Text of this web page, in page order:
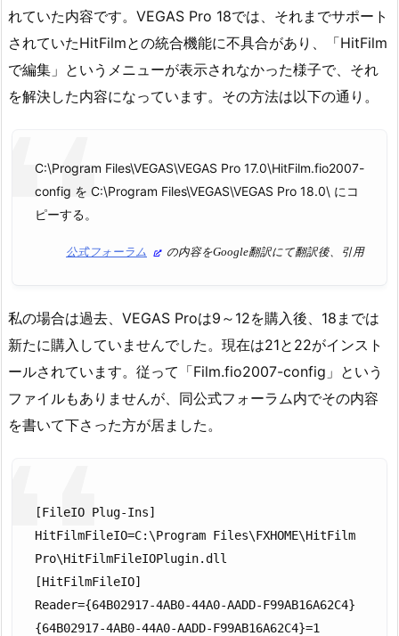
れていた内容です。VEGAS Pro 18では、それまでサポート
されていたHitFilmとの統合機能に不具合があり、「HitFilm
で編集」というメニューが表示されなかった様子で、それ
を解決した内容になっています。その方法は以下の通り。
C:\Program Files\VEGAS\VEGAS Pro 17.0\HitFilm.fio2007-
config を C:\Program Files\VEGAS\VEGAS Pro 18.0\ にコ
ピーする。
公式フォーラム の内容をGoogle翻訳にて翻訳後、引用
私の場合は過去、VEGAS Proは9～12を購入後、18までは
新たに購入していませんでした。現在は21と22がインスト
ールされています。従って「Film.fio2007-config」という
ファイルもありませんが、同公式フォーラム内でその内容
を書いて下さった方が居ました。
[FileIO Plug-Ins]
HitFilmFileIO=C:\Program Files\FXHOME\HitFilm
Pro\HitFilmFileIOPlugin.dll
[HitFilmFileIO]
Reader={64B02917-4AB0-44A0-AADD-F99AB16A62C4}
{64B02917-4AB0-44A0-AADD-F99AB16A62C4}=1